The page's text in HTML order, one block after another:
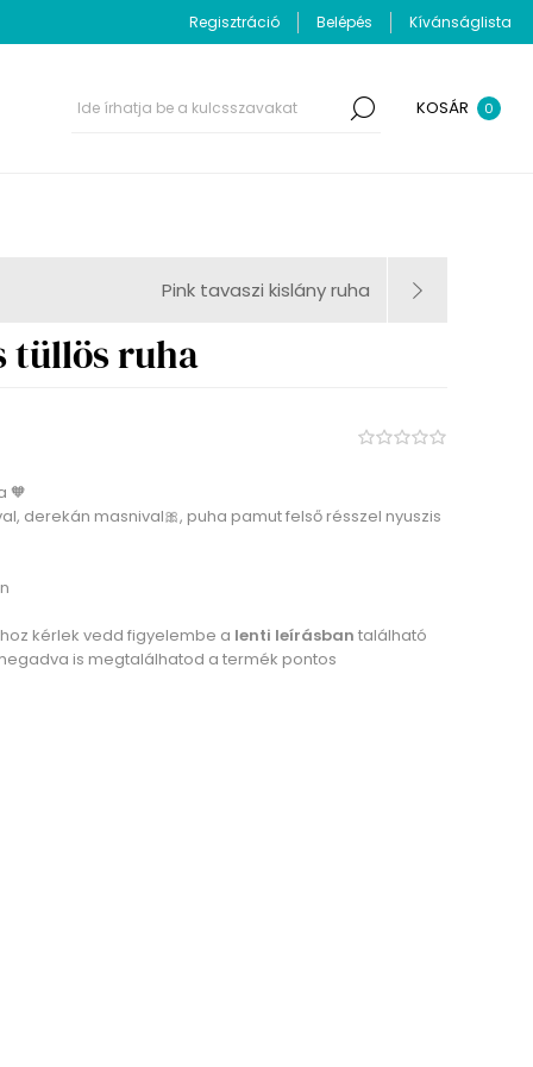
Regisztráció Belépés Kívánságlista
KOSÁR 0
Pink tavaszi kislány ruha
tüllös ruha
🧡
derekán masnival🎀, puha pamut felső résszel nyuszis
kérlek vedd figyelembe a lenti leírásban található
is megtalálhatod a termék pontos